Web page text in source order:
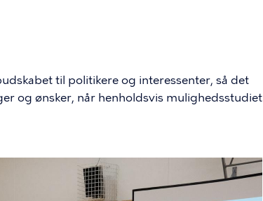
til politikere og interessenter, så det
og ønsker, når henholdsvis mulighedsstudiet